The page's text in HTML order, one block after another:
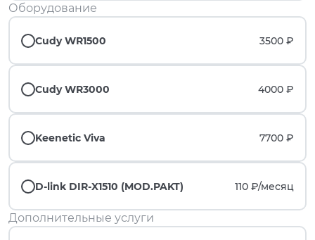
Оборудование
Cudy WR1500 3500 ₽
Cudy WR3000 4000 ₽
Keenetic Viva 7700 ₽
D-link DIR-X1510 (MOD.PAKT) 110 ₽/месяц
Дополнительные услуги